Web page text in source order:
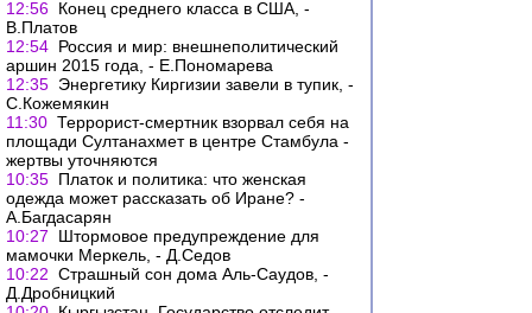
12:56 Конец среднего класса в США, -
В.Платов
12:54 Россия и мир: внешнеполитический
аршин 2015 года, - Е.Пономарева
12:35 Энергетику Киргизии завели в тупик, -
С.Кожемякин
11:30 Террорист-смертник взорвал себя на
площади Султанахмет в центре Стамбула -
жертвы уточняются
10:35 Платок и политика: что женская
одежда может рассказать об Иране? -
А.Багдасарян
10:27
Штормовое предупреждение для
мамочки Меркель, - Д.Седов
10:22 Страшный сон дома Аль-Саудов, -
Д.Дробницкий